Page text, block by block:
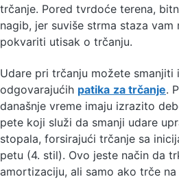
trčanje. Pored tvrdoće terena,
nagib, jer suviše strma staza vam
pokvariti utisak o trčanju.
Udare pri trčanju možete smanjiti
odgovarajućih patika za trčanje.
današnje vreme imaju izrazito
pete koji služi da smanji udare
stopala, forsirajući trčanje sa
petu (4. stil). Ovo jeste način da
amortizaciju, ali samo ako trče